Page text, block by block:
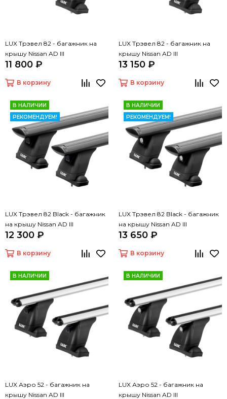
LUX Трэвел 82 - багажник на
крышу Nissan AD III
11 800 ₽
В корзину
LUX Трэвел 82 - багажник на
крышу Nissan AD III
13 150 ₽
В корзину
В НАЛИЧИИ
РЕКОМЕНДУЕМ!
LUX Трэвел 82 Black - багажник
на крышу Nissan AD III
12 300 ₽
В корзину
В НАЛИЧИИ
РЕКОМЕНДУЕМ!
LUX Трэвел 82 Black - багажник
на крышу Nissan AD III
13 650 ₽
В корзину
В НАЛИЧИИ
LUX Аэро 52 - багажник на
крышу Nissan AD III
В НАЛИЧИИ
LUX Аэро 52 - багажник на
крышу Nissan AD III